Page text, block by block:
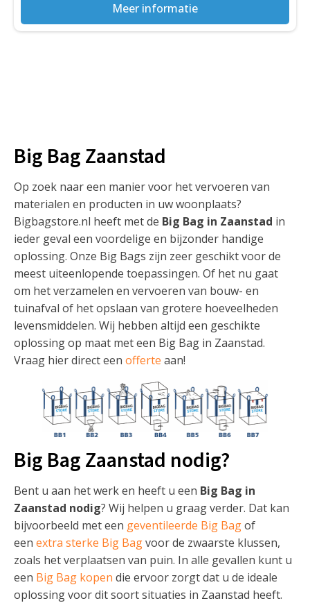
Meer informatie
Big Bag Zaanstad
Op zoek naar een manier voor het vervoeren van
materialen en producten in uw woonplaats?
Bigbagstore.nl heeft met de Big Bag in Zaanstad in
ieder geval een voordelige en bijzonder handige
oplossing. Onze Big Bags zijn zeer geschikt voor de
meest uiteenlopende toepassingen. Of het nu gaat
om het verzamelen en vervoeren van bouw- en
tuinafval of het opslaan van grotere hoeveelheden
levensmiddelen. Wij hebben altijd een geschikte
oplossing op maat met een Big Bag in Zaanstad.
Vraag hier direct een offerte aan!
Big Bag Zaanstad nodig?
Bent u aan het werk en heeft u een Big Bag in
Zaanstad nodig? Wij helpen u graag verder. Dat kan
bijvoorbeeld met een geventileerde Big Bagof
een extra sterke Big Bagvoor de zwaarste klussen,
zoals het verplaatsen van puin. In alle gevallen kunt u
een Big Bag kopen die ervoor zorgt dat u de ideale
oplossing voor dit soort situaties in Zaanstad heeft.